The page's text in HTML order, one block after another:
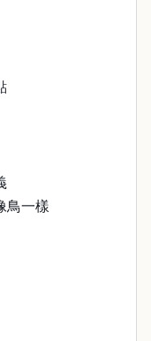
鳥一樣